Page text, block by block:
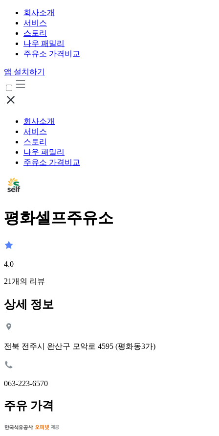
회사소개
서비스
스토리
나우 패밀리
주유소 가격비교
앱 설치하기
회사소개
서비스
스토리
나우 패밀리
주유소 가격비교
평화셀프주유소
4.0
21개의 리뷰
상세 정보
전북 전주시 완산구 모악로 4595 (평화동3가)
063-223-6570
주유 가격